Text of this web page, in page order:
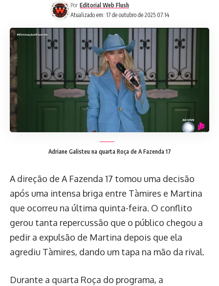
Atualizado em: 17 de outubro de 2025 07:14
Por Editorial Web Flush
Adriane Galisteu na quarta Roça de A Fazenda 17
A direção de A Fazenda 17 tomou uma decisão
após uma intensa briga entre Tàmires e Martina
que ocorreu na última quinta-feira. O conflito
gerou tanta repercussão que o público chegou a
pedir a expulsão de Martina depois que ela
agrediu Tàmires, dando um tapa na mão da rival.
Durante a quarta Roça do programa, a